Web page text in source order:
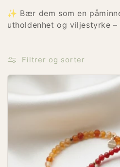
✨ Bær dem som en
utholdenhet og viljestyrke –
Filtrer og sorter